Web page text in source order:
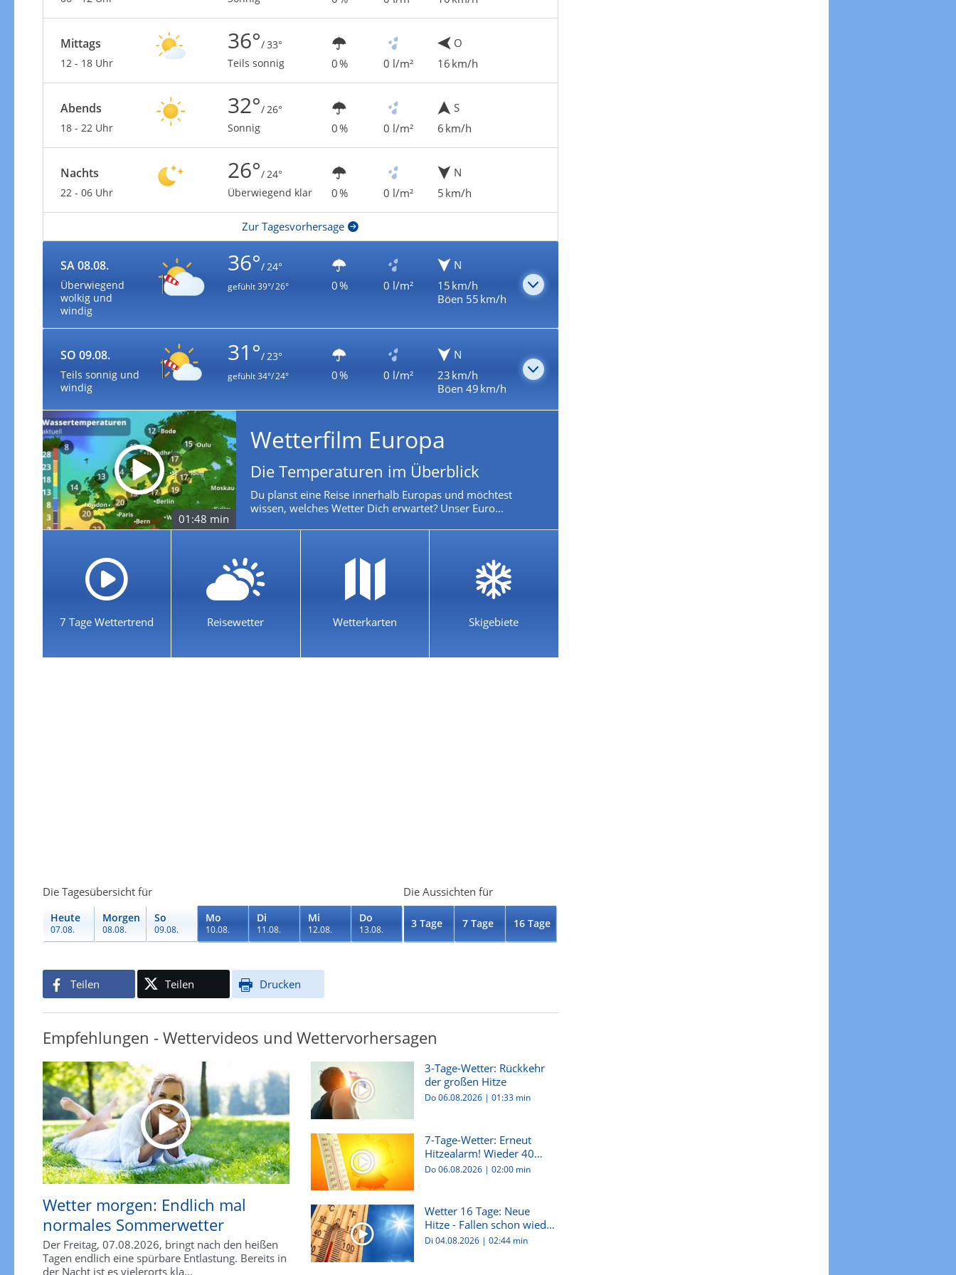
Mittags
12 - 18 Uhr
36°/ 33°
Teils sonnig
0 % 0 l/m²
O
16 km/h
Abends
18 - 22 Uhr
32°/ 26°
Sonnig
0 % 0 l/m²
S
6 km/h
Nachts
22 - 06 Uhr
26°/ 24°
Überwiegend klar
0 % 0 l/m²
N
5 km/h
Zur Tagesvorhersage
SA 08.08.
Überwiegend
wolkig und
windig
36°/ 24°
gefühlt39°/ 26° 0 % 0 l/m²
N
15 km/h
Böen 55 km/h
SO 09.08.
Teils sonnig und
windig
31°/ 23°
gefühlt34°/ 24° 0 % 0 l/m²
N
23 km/h
Böen 49 km/h
01:48 min
Wetterfilm Europa
Die Temperaturen im Überblick
Du planst eine Reise innerhalb Europas und möchtest
wissen, welches Wetter Dich erwartet? Unser Euro...
7 Tage Wettertrend Reisewetter Wetterkarten Skigebiete
Die Tagesübersicht für
Heute
07.08.
Morgen
08.08.
So
09.08.
Mo
10.08.
Di
11.08.
Mi
12.08.
Do
13.08.
Die Aussichten für
3 Tage 7 Tage 16 Tage
Teilen Teilen Drucken
Empfehlungen - Wettervideos und Wettervorhersagen
Wetter morgen: Endlich mal
normales Sommerwetter
Der Freitag, 07.08.2026, bringt nach den heißen
Tagen endlich eine spürbare Entlastung. Bereits in
der Nacht ist es vielerorts kla...
3-Tage-Wetter: Rückkehr
der großen Hitze
Do 06.08.2026 |01:33 min
7-Tage-Wetter: Erneut
Hitzealarm! Wieder 40
Grad m...
Do 06.08.2026 |02:00 min
Wetter 16 Tage: Neue
Hitze - Fallen schon wieder
d...
Di 04.08.2026 |02:44 min